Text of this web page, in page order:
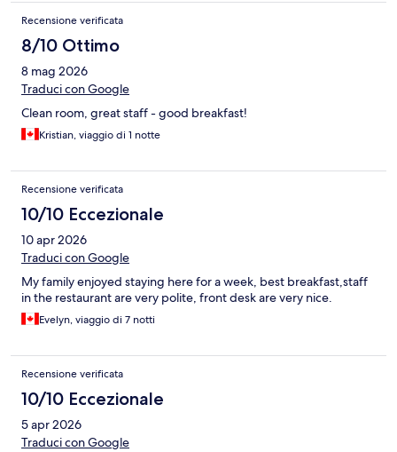
Recensione verificata
8/10 Ottimo
8 mag 2026
Traduci con Google
Clean room, great staff - good breakfast!
Kristian, viaggio di 1 notte
Recensione verificata
10/10 Eccezionale
10 apr 2026
Traduci con Google
My family enjoyed staying here for a week, best breakfast,staff
in the restaurant are very polite, front desk are very nice.
Evelyn, viaggio di 7 notti
Recensione verificata
10/10 Eccezionale
5 apr 2026
Traduci con Google